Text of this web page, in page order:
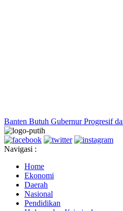
Banten Butuh Gubernur Progresif
Navigasi :
Home
Ekonomi
Daerah
Nasional
Pendidikan